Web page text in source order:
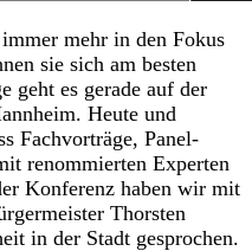
mehr in den Fokus
sie sich am besten
geht es gerade auf der
Heute und
Fachvorträge, Panel-
renommierten Experten
Konferenz haben wir mit
Thorsten
in der Stadt gesprochen.